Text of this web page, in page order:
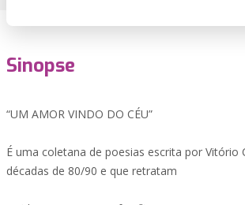
Sinopse
“UM AMOR VINDO DO CÉU”
É uma coletana de poesias escrita por Vitório
décadas de 80/90 e que retratam